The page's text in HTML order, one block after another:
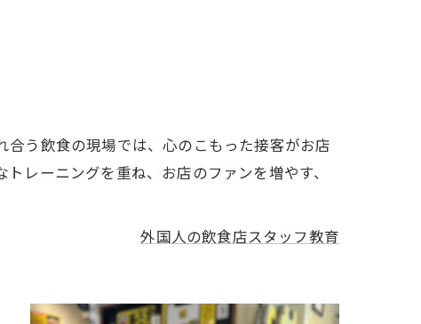
う飲食の現場では、心のこもった接客がお店
レーニングを重ね、お店のファンを増やす、
外国人の飲食店スタッフ教育